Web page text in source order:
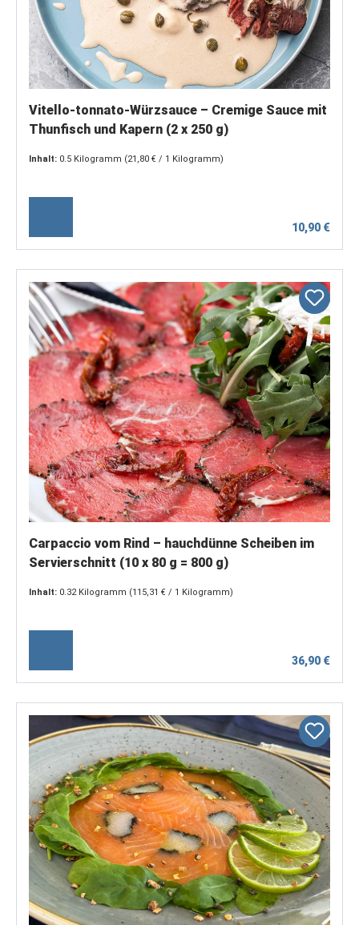
Vitello-tonnato-Würzsauce – Cremige Sauce mit
Thunfisch und Kapern (2 x 250 g)
Inhalt: 0.5 Kilogramm (21,80 € / 1 Kilogramm)
10,90 €
Carpaccio vom Rind – hauchdünne Scheiben im
Servierschnitt (10 x 80 g = 800 g)
Inhalt: 0.32 Kilogramm (115,31 € / 1 Kilogramm)
36,90 €